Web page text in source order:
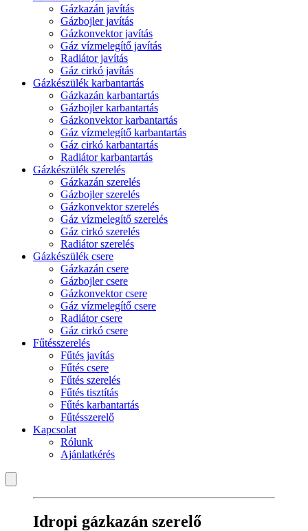
Gázkazán javítás
Gázbojler javítás
Gázkonvektor javítás
Gáz vízmelegítő javítás
Radiátor javítás
Gáz cirkó javítás
Gázkészülék karbantartás
Gázkazán karbantartás
Gázbojler karbantartás
Gázkonvektor karbantartás
Gáz vízmelegítő karbantartás
Gáz cirkó karbantartás
Radiátor karbantartás
Gázkészülék szerelés
Gázkazán szerelés
Gázbojler szerelés
Gázkonvektor szerelés
Gáz vízmelegítő szerelés
Gáz cirkó szerelés
Radiátor szerelés
Gázkészülék csere
Gázkazán csere
Gázbojler csere
Gázkonvektor csere
Gáz vízmelegítő csere
Radiátor csere
Gáz cirkó csere
Fűtésszerelés
Fűtés javítás
Fűtés csere
Fűtés szerelés
Fűtés tisztítás
Fűtés karbantartás
Fűtésszerelő
Kapcsolat
Rólunk
Ajánlatkérés
Idropi gázkazán szerelő